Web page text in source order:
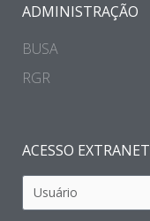
ADMINISTRAÇÃO
BUSA
RGR
ACESSO EXTRANET